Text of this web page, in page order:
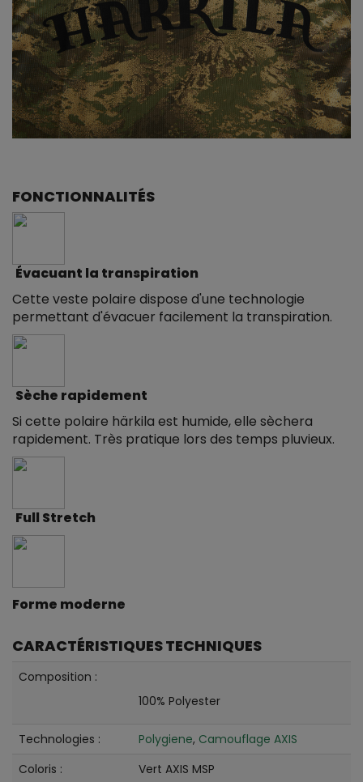
FONCTIONNALITÉS
Évacuant la transpiration
Cette veste polaire dispose d'une technologie
permettant d'évacuer facilement la transpiration.
Sèche rapidement
Si cette polaire härkila est humide, elle sèchera
rapidement. Très pratique lors des temps pluvieux.
Full Stretch
Forme moderne
CARACTÉRISTIQUES TECHNIQUES
Composition :
100% Polyester
Technologies : Polygiene, Camouflage AXIS
Coloris :
Vert AXIS MSP